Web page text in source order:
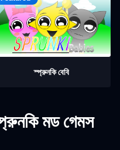
স্প্রুনকি বেবি
মড গেমস